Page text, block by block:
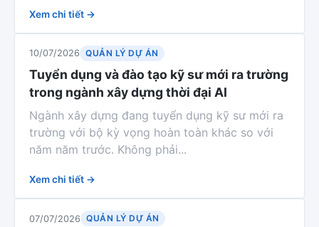
Xem chi tiết →
10/07/2026 QUẢN LÝ DỰ ÁN
Tuyển dụng và đào tạo kỹ sư mới ra trường
trong ngành xây dựng thời đại AI
Ngành xây dựng đang tuyển dụng kỹ sư mới ra
trường với bộ kỳ vọng hoàn toàn khác so với
năm năm trước. Không phải...
Xem chi tiết →
07/07/2026 QUẢN LÝ DỰ ÁN